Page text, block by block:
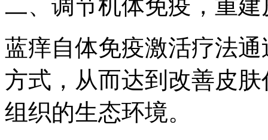
二、调节机体免疫，重
蓝痒自体免疫激活疗法
方式，从而达到改善皮
组织的生态环境。